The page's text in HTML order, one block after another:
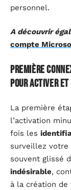
personnel.
A découvrir
compte
Première
pour activer et
La première
l’activation
fois les
surveillez votre
souvent glissé
indésirable,
à la création